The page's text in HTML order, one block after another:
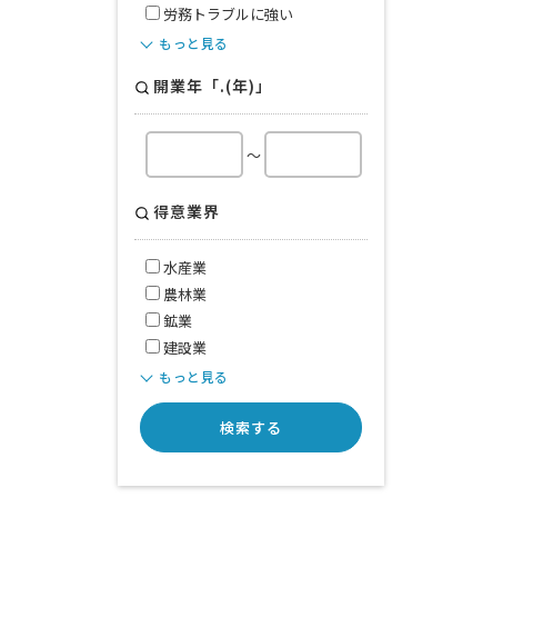
労務トラブルに強い
もっと見る
開業年「.(年)」
～
得意業界
水産業
農林業
鉱業
建設業
もっと見る
検索する